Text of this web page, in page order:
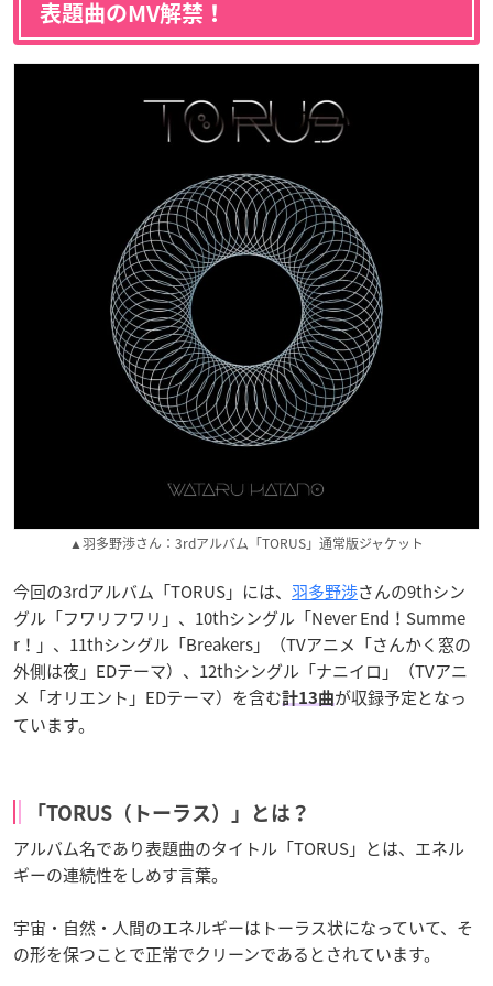
表題曲のMV解禁！
▲羽多野渉さん：3rdアルバム「TORUS」通常版ジャケット
今回の3rdアルバム「TORUS」には、 羽多野渉さんの9thシン
グル「フワリフワリ」、10thシングル「Never End！Summe
r！」、11thシングル「Breakers」（TVアニメ「さんかく窓の
外側は夜」EDテーマ）、12thシングル「ナニイロ」（TVアニ
メ「オリエント」EDテーマ）を含む計13曲が収録予定となっ
ています。
「TORUS（トーラス）」とは？
アルバム名であり表題曲のタイトル「TORUS」とは、エネル
ギーの連続性をしめす言葉。
宇宙・自然・人間のエネルギーはトーラス状になっていて、そ
の形を保つことで正常でクリーンであるとされています。